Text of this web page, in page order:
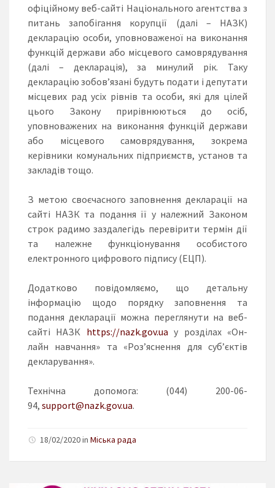
офіційному веб-сайті Національного агентства з
питань запобігання корупції (далі – НАЗК)
декларацію особи, уповноваженої на виконання
функцій держави або місцевого самоврядування
(далі – декларація), за минулий рік. Таку
декларацію зобов’язані будуть подати і депутати
місцевих рад усіх рівнів та особи, які для цілей
цього Закону прирівнюються до осіб,
уповноважених на виконання функцій держави
або місцевого самоврядування, зокрема
керівники комунальних підприємств, установ та
закладів тощо.
З метою своєчасного заповнення декларації на
сайті НАЗК та подання її у належний Законом
строк радимо заздалегідь перевірити термін дії
та належне функціонування особистого
електронного цифрового підпису (ЕЦП).
Додатково повідомляємо, що детальну
інформацію щодо порядку заповнення та
подання декларації можна переглянути на веб-
сайті НАЗК https://nazk.gov.ua у розділах «Он-
лайн навчання» та «Роз’яснення для суб’єктів
декларування».
Технічна допомога: (044) 200-06-
94, support@nazk.gov.ua.
18/02/2020 in Міська рада